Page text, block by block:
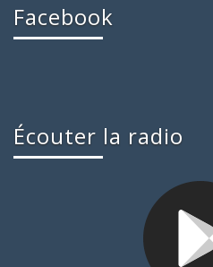
Facebook
Écouter la radio